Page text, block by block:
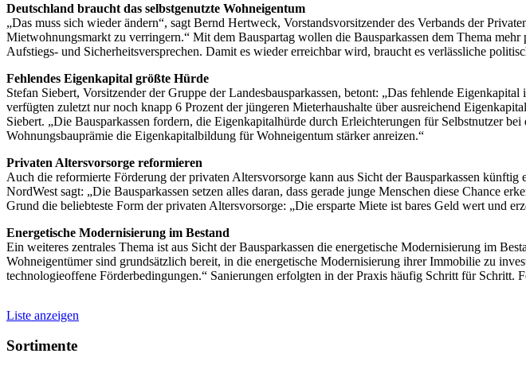
Deutschland braucht das selbstgenutzte Wohneigentum
„Das muss sich wieder ändern“, sagt Bernd Hertweck, Vorstandsvorsitzender des Verbands der
Mietwohnungsmarkt zu verringern.“ Mit dem Bauspartag wollen die Bausparkassen dem Thema
Aufstiegs- und Sicherheitsversprechen. Damit es wieder erreichbar wird, braucht es verlässliche
Fehlendes Eigenkapital größte Hürde
Stefan Siebert, Vorsitzender der Gruppe der Landesbausparkassen, betont: „Das fehlende
verfügten zuletzt nur noch knapp 6 Prozent der jüngeren Mieterhaushalte über ausreichend
Siebert. „Die Bausparkassen fordern, die Eigenkapitalhürde durch Erleichterungen für Selbstnutzer
Wohnungsbauprämie die Eigenkapitalbildung für Wohneigentum stärker anreizen.“
Privaten Altersvorsorge reformieren
Auch die reformierte Förderung der privaten Altersvorsorge kann aus Sicht der Bausparkassen
NordWest sagt: „Die Bausparkassen setzen alles daran, dass gerade junge Menschen diese Chance
Grund die beliebteste Form der privaten Altersvorsorge: „Die ersparte Miete ist bares Geld wert und
Energetische Modernisierung im Bestand
Ein weiteres zentrales Thema ist aus Sicht der Bausparkassen die energetische Modernisierung im
Wohneigentümer sind grundsätzlich bereit, in die energetische Modernisierung ihrer Immobilie zu
technologieoffene Förderbedingungen.“ Sanierungen erfolgten in der Praxis häufig Schritt für Schritt.
Liste anzeigen
Sortimente